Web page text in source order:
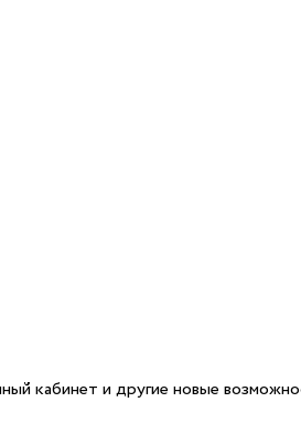
кабинет и другие новые